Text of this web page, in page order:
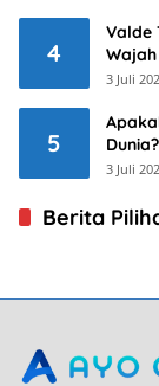
4
Valde
3 Juli
5
3 Juli
Berita